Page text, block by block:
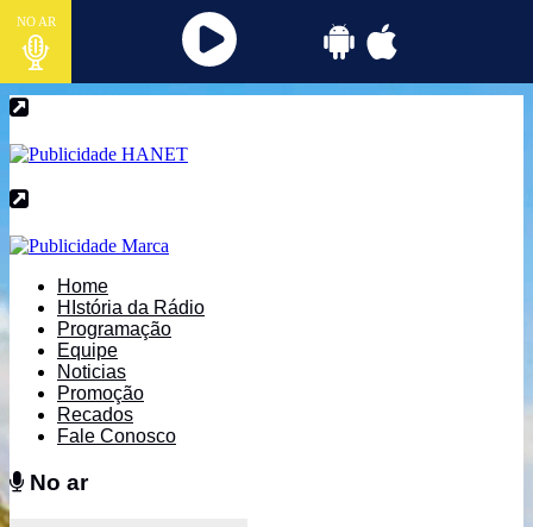
NO AR
Home
HIstória da Rádio
Programação
Equipe
Noticias
Promoção
Recados
Fale Conosco
No ar